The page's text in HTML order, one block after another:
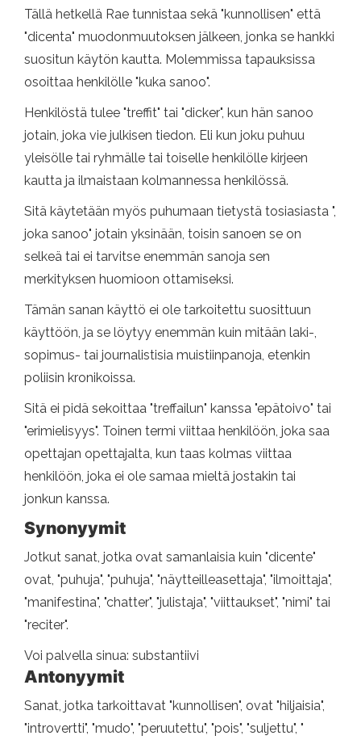
Tällä hetkellä Rae tunnistaa sekä "kunnollisen" että
"dicenta" muodonmuutoksen jälkeen, jonka se hankki
suositun käytön kautta. Molemmissa tapauksissa
osoittaa henkilölle "kuka sanoo".
Henkilöstä tulee "treffit" tai "dicker", kun hän sanoo
jotain, joka vie julkisen tiedon. Eli kun joku puhuu
yleisölle tai ryhmälle tai toiselle henkilölle kirjeen
kautta ja ilmaistaan ​​kolmannessa henkilössä.
Sitä käytetään myös puhumaan tietystä tosiasiasta ",
joka sanoo" jotain yksinään, toisin sanoen se on
selkeä tai ei tarvitse enemmän sanoja sen
merkityksen huomioon ottamiseksi.
Tämän sanan käyttö ei ole tarkoitettu suosittuun
käyttöön, ja se löytyy enemmän kuin mitään laki-,
sopimus- tai journalistisia muistiinpanoja, etenkin
poliisin kronikoissa.
Sitä ei pidä sekoittaa "treffailun" kanssa "epätoivo" tai
"erimielisyys". Toinen termi viittaa henkilöön, joka saa
opettajan opettajalta, kun taas kolmas viittaa
henkilöön, joka ei ole samaa mieltä jostakin tai
jonkun kanssa.
Synonyymit
Jotkut sanat, jotka ovat samanlaisia ​​kuin "dicente"
ovat, "puhuja", "puhuja", "näytteilleasettaja", "ilmoittaja",
"manifestina", "chatter", "julistaja", "viittaukset", "nimi" tai
"reciter".
Voi palvella sinua: substantiivi
Antonyymit
Sanat, jotka tarkoittavat "kunnollisen", ovat "hiljaisia",
"introvertti", "mudo", "peruutettu", "pois", "suljettu", "